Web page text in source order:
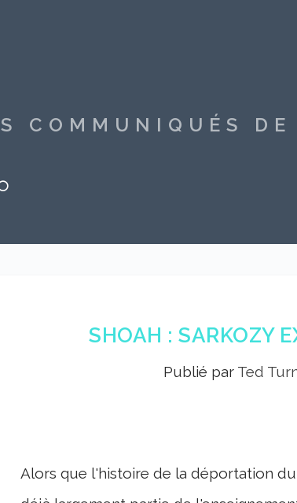
COMMUNIQUÉS
SHOAH : SARKOZY
Publié par Ted
Alors que l'histoire de la déportation